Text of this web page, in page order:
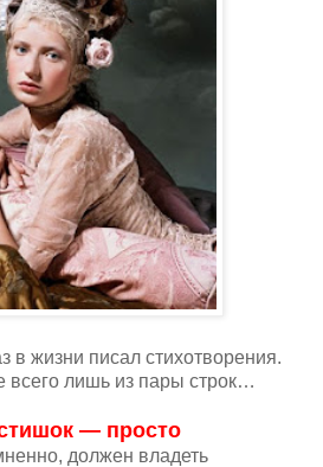
в жизни писал стихотворения.
всего лишь из пары строк…
— просто
должен владеть